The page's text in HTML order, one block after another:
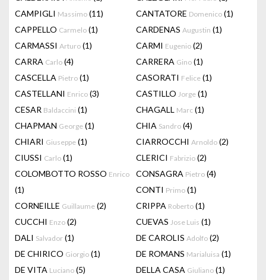
CAMPIGLI Massimo (11) CANTATORE Domenico (1)
CAPPELLO Carmelo (1) CARDENAS Augustin (1)
CARMASSI Arturo (1) CARMI Eugenio (2)
CARRA Carlo (4) CARRERA Gino (1)
CASCELLA Pietro (1) CASORATI Felice (1)
CASTELLANI Enrico (3) CASTILLO Jorge (1)
CESAR Baldaccini (1) CHAGALL Marc (1)
CHAPMAN George (1) CHIA Sandro (4)
CHIARI Giuseppe (1) CIARROCCHI Arnoldo (2)
CIUSSI Carlo (1) CLERICI Fabrizio (2)
COLOMBOTTO ROSSO Enrico
(1)
CONSAGRA Pietro (4)
CONTI Primo (1)
CORNEILLE Guillaume (2) CRIPPA Roberto (1)
CUCCHI Enzo (2) CUEVAS Jose Luis (1)
DALI Salvador (1) DE CAROLIS Adolfo (2)
DE CHIRICO Giorgio (1) DE ROMANS Marialuisa (1)
DE VITA Luciano (5) DELLA CASA Giuliano (1)